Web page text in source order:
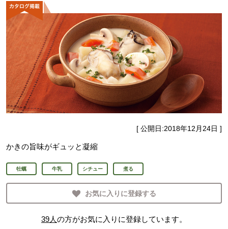
[ 公開日:2018年12月24日 ]
かきの旨味がギュッと凝縮
牡蠣 牛乳 シチュー 煮る
お気に入りに登録する
39人の方がお気に入りに登録しています。